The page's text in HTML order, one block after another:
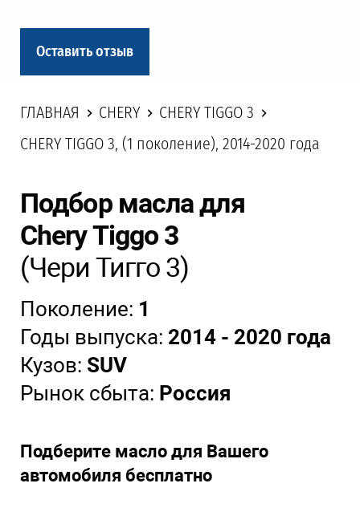
Оставить отзыв
ГЛАВНАЯ CHERY
CHERY TIGGO 3
CHERY TIGGO 3, (1 поколение), 2014-2020 года
Подбор масла для
Chery Tiggo 3
(Чери Тигго 3)
Поколение: 1
Годы выпуска: 2014 - 2020 года
Кузов: SUV
Рынок сбыта: Россия
Подберите масло для Вашего
автомобиля бесплатно